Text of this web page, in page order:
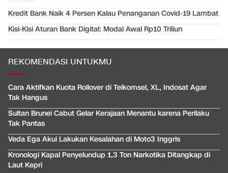
Kredit Bank Naik 4 Persen Kalau Penanganan Covid-19 Lambat
Kisi-Kisi Aturan Bank Digital: Modal Awal Rp10 Triliun
REKOMENDASI UNTUKMU
Cara Aktifkan Kuota Rollover di Telkomsel, XL, Indosat Agar
Tak Hangus
Sultan Brunei Cabut Gelar Kerajaan Menantu karena Perilaku
Tak Pantas
Veda Ega Akui Lakukan Kesalahan di Moto3 Inggris
Kronologi Kapal Penyelundup 1,3 Ton Narkotika Ditangkap di
Laut Kepri